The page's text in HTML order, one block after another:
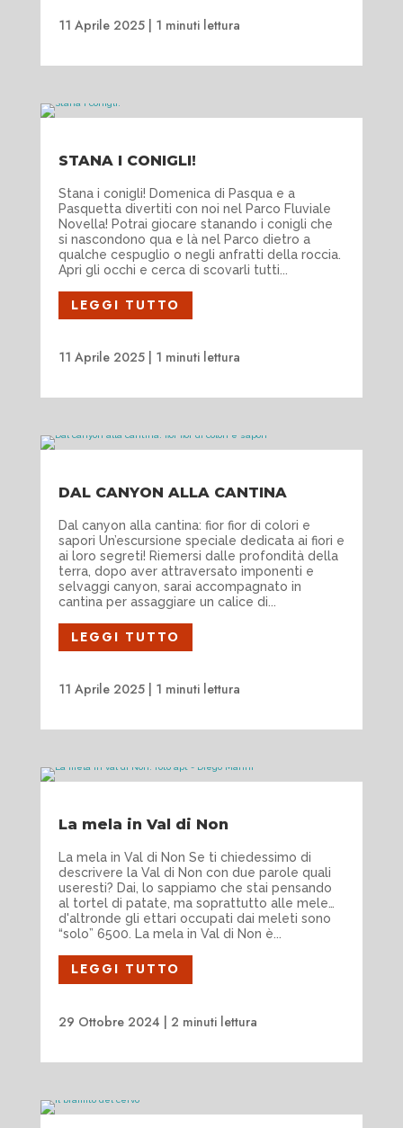
11 Aprile 2025| 1 minuti lettura
STANA I CONIGLI!
Stana i conigli! Domenica di Pasqua e a
Pasquetta divertiti con noi nel Parco Fluviale
Novella! Potrai giocare stanando i conigli che
si nascondono qua e là nel Parco dietro a
qualche cespuglio o negli anfratti della roccia.
Apri gli occhi e cerca di scovarli tutti...
LEGGI TUTTO
11 Aprile 2025| 1 minuti lettura
DAL CANYON ALLA CANTINA
Dal canyon alla cantina: fior fior di colori e
sapori Un’escursione speciale dedicata ai fiori e
ai loro segreti! Riemersi dalle profondità della
terra, dopo aver attraversato imponenti e
selvaggi canyon, sarai accompagnato in
cantina per assaggiare un calice di...
LEGGI TUTTO
11 Aprile 2025| 1 minuti lettura
La mela in Val di Non
La mela in Val di Non Se ti chiedessimo di
descrivere la Val di Non con due parole quali
useresti? Dai, lo sappiamo che stai pensando
al tortel di patate, ma soprattutto alle mele…
d'altronde gli ettari occupati dai meleti sono
“solo” 6500. La mela in Val di Non è...
LEGGI TUTTO
29 Ottobre 2024 | 2 minuti lettura